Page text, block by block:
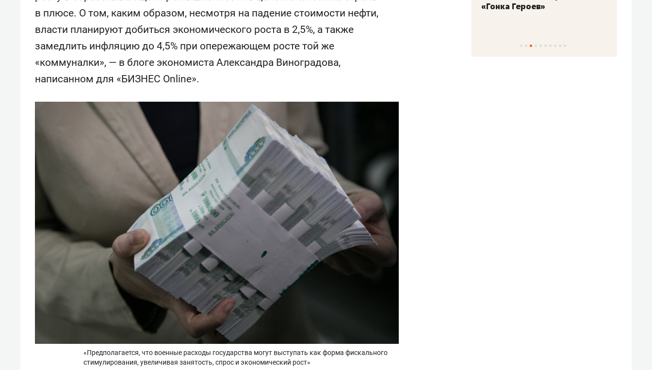
в плюсе. О том, каким образом, несмотря на падение стоимости нефти,
власти планируют добиться экономического роста в 2,5%, а также
замедлить инфляцию до 4,5% при опережающем росте той же
«коммуналки», — в блоге экономиста Александра Виноградова,
написанном для «БИЗНЕС Online».
«Предполагается, что военные расходы государства могут выступать как форма фискального
стимулирования, увеличивая занятость, спрос и экономический рост»
состоянием как основа
антихрупких команд
«Гонка Героев»